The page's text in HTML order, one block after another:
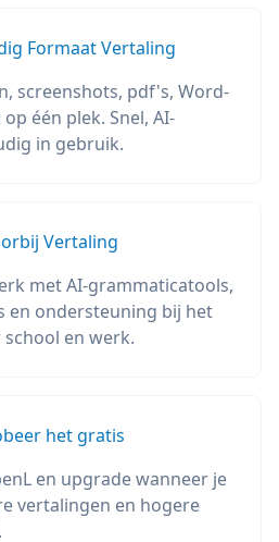
Formaat Vertaling
screenshots, pdf's, Word-
één plek. Snel, AI-
in gebruik.
Vertaling
met AI-grammaticatools,
en ondersteuning bij het
en werk.
het gratis
en upgrade wanneer je
vertalingen en hogere